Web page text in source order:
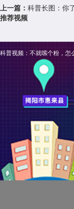
上一篇： 科普长图：你
推荐视频
科普视频：不就嗦个粉，怎